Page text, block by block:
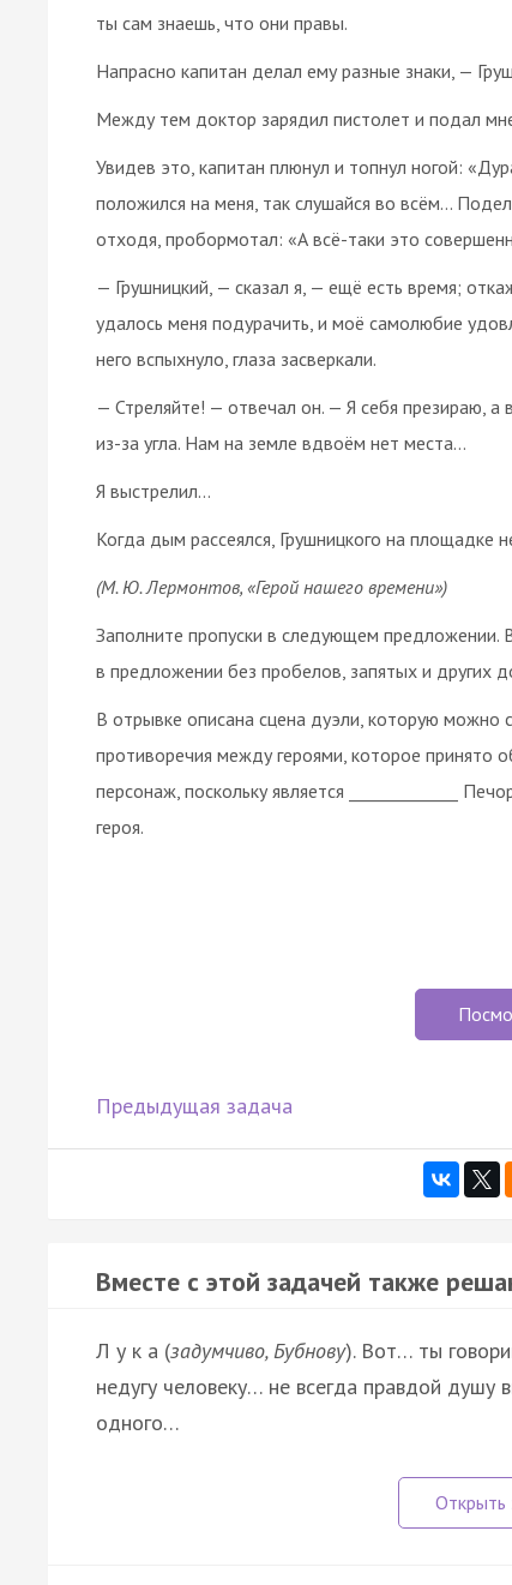
ты сам знаешь, что они правы.
Напрасно капитан делал ему разные знаки, —
Между тем доктор зарядил пистолет и подал
Увидев это, капитан плюнул и топнул ногой:
положился на меня, так слушайся во всём…
отходя, пробормотал: «А всё-таки это
— Грушницкий, — сказал я, — ещё есть время;
удалось меня подурачить, и моё самолюбие
него вспыхнуло, глаза засверкали.
— Стреляйте! — отвечал он. — Я себя презираю, а
из-за угла. Нам на земле вдвоём нет места…
Я выстрелил…
Когда дым рассеялся, Грушницкого на площадке
(М. Ю. Лермонтов, «Герой нашего времени»)
Заполните пропуски в следующем предложении.
в предложении без пробелов, запятых и других
В отрывке описана сцена дуэли, которую
противоречия между героями, которое принято
персонаж, поскольку является _____________
героя.
Предыдущая задача
Вместе с этой задачей также
Л у к а (задумчиво, Бубнову). Вот… ты
недугу человеку… не всегда правдой
одного…